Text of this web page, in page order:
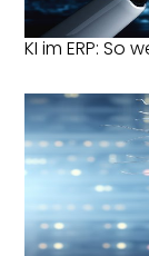
KI im ERP: So